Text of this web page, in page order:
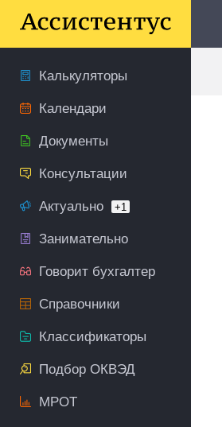
Калькуляторы
Календари
Документы
Консультации
Актуально +1
Занимательно
Говорит бухгалтер
Справочники
Классификаторы
Подбор ОКВЭД
МРОТ